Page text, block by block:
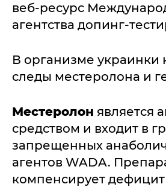
веб-ресурс
агентства допинг-
В организме украинки
следы местеролона и
Местеролон является
средством и входит в
запрещенных
агентов WADA.
компенсирует дефицит